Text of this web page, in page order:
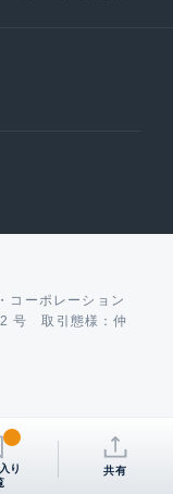
コーポレーション
号 取引態様：仲
共有